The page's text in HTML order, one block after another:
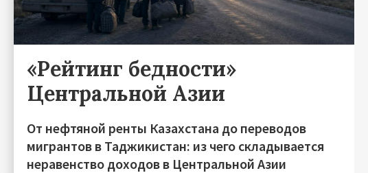
«Рейтинг бедности»
Центральной Азии
От нефтяной ренты Казахстана до переводов
мигрантов в Таджикистан: из чего складывается
неравенство доходов в Центральной Азии